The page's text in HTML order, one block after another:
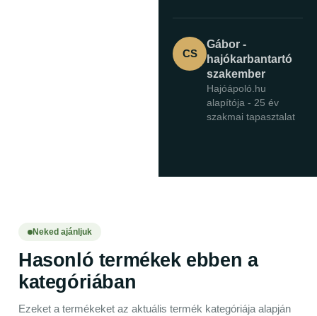
CS
Gábor -
hajókarbantartó
szakember
Hajóápoló.hu
alapítója - 25 év
szakmai tapasztalat
Neked ajánljuk
Hasonló termékek ebben a
kategóriában
Ezeket a termékeket az aktuális termék kategóriája alapján